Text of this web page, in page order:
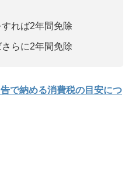
れば2年間免除
らに2年間免除
で納める消費税の目安につ